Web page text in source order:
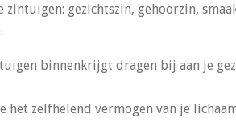
gezichtszin, gehoorzin,
binnenkrijgt dragen bij aan je
zelfhelend vermogen van je